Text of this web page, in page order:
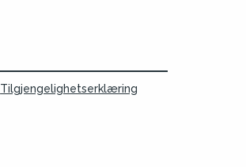
Tilgjengelighetserklæring